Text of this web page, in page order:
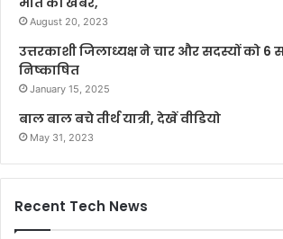
August 20, 2023
उत्तरकाशी जिलाध्यक्ष ने चार और सदस्यों को
निष्काषित
January 15, 2025
बाल बाल बचे तीर्थ यात्री, देखें वीडियो
May 31, 2023
Recent Tech News